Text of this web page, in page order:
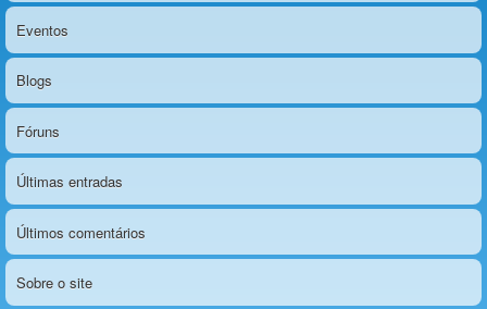
Eventos
Blogs
Fóruns
Últimas entradas
Últimos comentários
Sobre o site